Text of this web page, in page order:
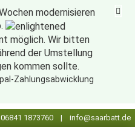
modernisieren
möglich. Wir bitten
der Umstellung
kommen sollte.
Zahlungsabwicklung